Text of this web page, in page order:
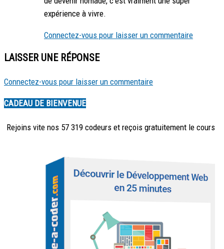
expérience à vivre.
Connectez-vous pour laisser un commentaire
LAISSER UNE RÉPONSE
Connectez-vous pour laisser un commentaire
CADEAU DE BIENVENUE
Rejoins vite nos 57 319 codeurs et reçois gratuitement le cours